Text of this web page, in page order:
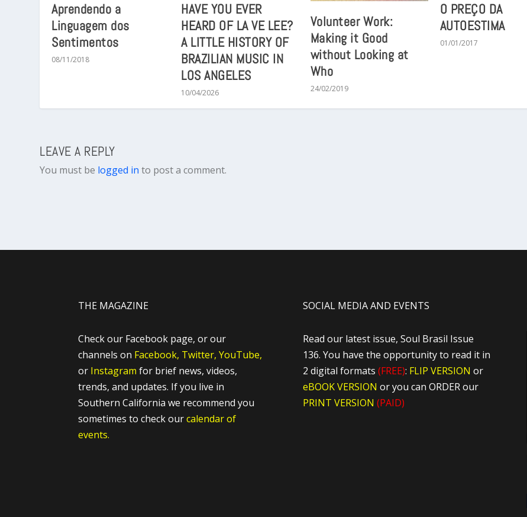
Aprendendo a
Linguagem dos
Sentimentos
08/11/2018
HAVE YOU EVER
HEARD OF LA VE LEE?
A LITTLE HISTORY OF
BRAZILIAN MUSIC IN
LOS ANGELES
10/04/2026
Volunteer Work:
Making it Good
without Looking at
Who
24/02/2019
O PREÇO DA
AUTOESTIMA
01/01/2017
LEAVE A REPLY
You must be logged in to post a comment.
THE MAGAZINE
Check our Facebook page, or our
channels on Facebook, Twitter, YouTube,
or Instagram for brief news, videos,
trends, and updates. If you live in
Southern California we recommend you
sometimes to check ourcalendar of
events.
SOCIAL MEDIA AND EVENTS
Read our latest issue, Soul Brasil Issue
136. You have the opportunity to read it in
2 digital formats (FREE): FLIP VERSION or
eBOOK VERSION or you can ORDER our
PRINT VERSION (PAID)